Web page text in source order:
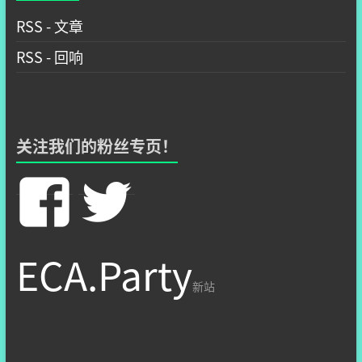
RSS - 文章
RSS - 回响
关注我们的粉丝专页！
在
Facebook
看
Twitter
看
ECA.Party新站